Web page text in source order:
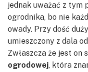
jednak uważać z tym
ogrodnika, bo nie
owady. Przy dość
umieszczony z dala
Zwłaszcza że jest on
ogrodowej, która